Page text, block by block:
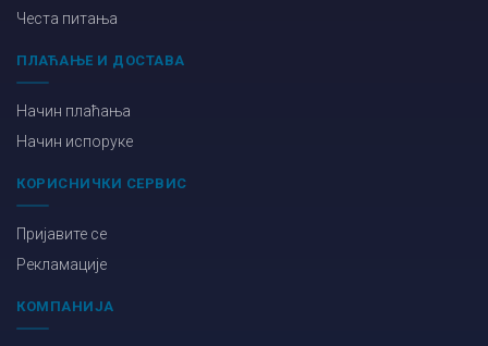
Честа питања
ПЛАЋАЊЕ И ДОСТАВА
Начин плаћања
Начин испоруке
КОРИСНИЧКИ СЕРВИС
Пријавите се
Рекламације
КОМПАНИЈА